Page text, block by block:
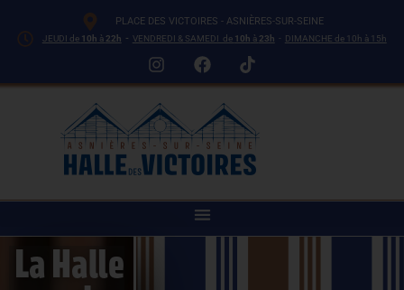
PLACE DES VICTOIRES - ASNIÈRES-SUR-SEINE
JEUDI de 10h à 22h - VENDREDI & SAMEDI de 10h à 23h - DIMANCHE de 10h à 15h
La Halle